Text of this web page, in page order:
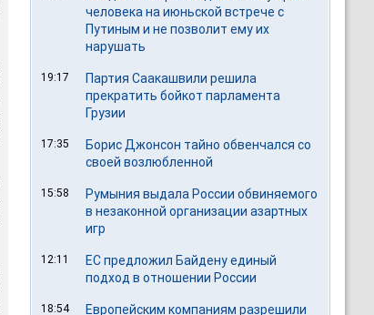
человека на июньской встрече с
Путиным и не позволит ему их
нарушать
19:17
Партия Саакашвили решила
прекратить бойкот парламента
Грузии
17:35
Борис Джонсон тайно обвенчался со
своей возлюбленной
15:58
Румыния выдала России обвиняемого
в незаконной организации азартных
игр
12:11
ЕС предложил Байдену единый
подход в отношении России
18:54
Европейским компаниям разрешили